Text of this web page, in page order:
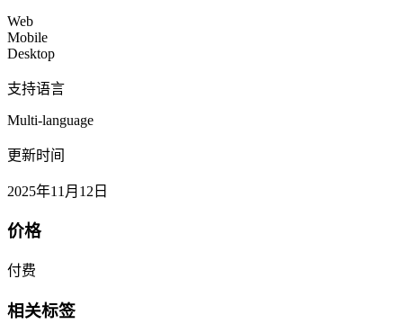
Web
Mobile
Desktop
支持语言
Multi-language
更新时间
2025年11月12日
价格
付费
相关标签